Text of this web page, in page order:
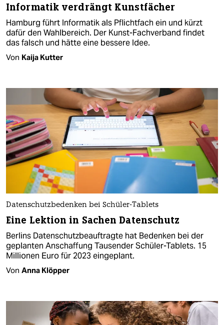
Informatik verdrängt Kunstfächer
Hamburg führt Informatik als Pflichtfach ein und kürzt
dafür den Wahlbereich. Der Kunst-Fachverband findet
das falsch und hätte eine bessere Idee.
Von Kaija Kutter
Datenschutzbedenken bei Schüler-Tablets
Eine Lektion in Sachen Datenschutz
Berlins Datenschutzbeauftragte hat Bedenken bei der
geplanten Anschaffung Tausender Schüler-Tablets. 15
Millionen Euro für 2023 eingeplant.
Von Anna Klöpper